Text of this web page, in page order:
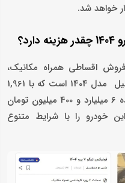
خواهد شد.
اقساطی همراه مکانیک،
فونیکس تیگو 7 پرومکس دو دیفرانسیل مدل 1404 است که با 1,961
کیلومتر کارکرد به قیمت کارشناسی‌ شده 6 میلیارد و 400 میلیون تومان
خودرو را با شرایط متنوع